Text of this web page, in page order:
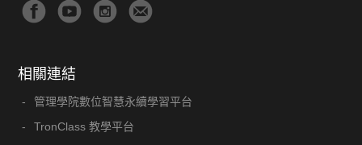
相關連結
管理學院數位智慧永續學習平台
TronClass 教學平台